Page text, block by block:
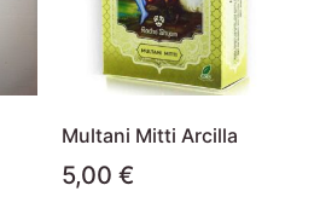
Multani Mitti Arcilla
5,00 €